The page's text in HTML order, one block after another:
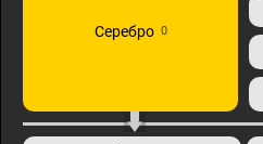
Серебро 0